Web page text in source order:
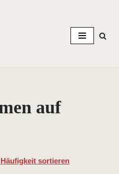
auf
sortieren